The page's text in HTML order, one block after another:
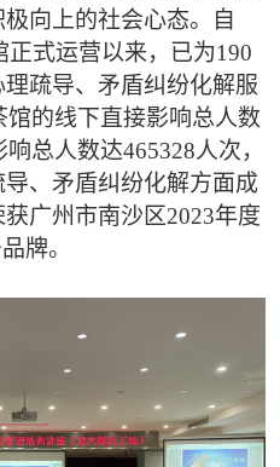
向上的社会心态。自
正式运营以来，已为190
疏导、矛盾纠纷化解服
的线下直接影响总人数
总人数达465328人次，
、矛盾纠纷化解方面成
广州市南沙区2023年度
牌。